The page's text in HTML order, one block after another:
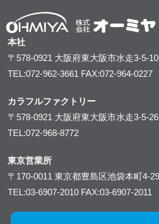
本社
〒578-0921 大阪府東大阪市水走3-5-10
TEL:072-962-3661 FAX:072-964-0227
カラフルファクトリー
〒578-0921 大阪府東大阪市水走3-5-26
TEL:072-968-8772
東京営業所
〒170-0011東京都豊島区池袋本町4-
TEL:03-6907-2010 FAX:03-6907-2011